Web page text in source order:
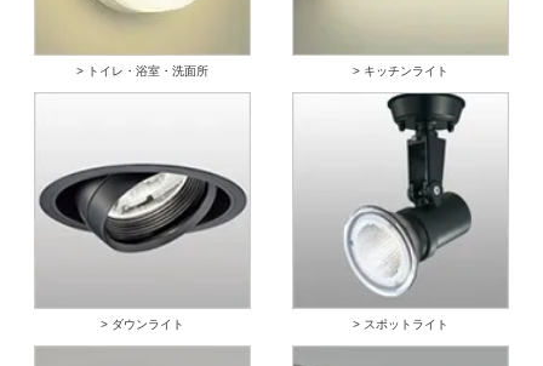
> トイレ・浴室・洗面所 > キッチンライト
> ダウンライト > スポットライト